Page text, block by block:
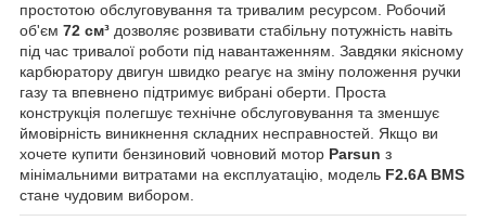
простотою обслуговування та тривалим ресурсом. Робочий
об'єм 72 см³ дозволяє розвивати стабільну потужність навіть
під час тривалої роботи під навантаженням. Завдяки якісному
карбюратору двигун швидко реагує на зміну положення ручки
газу та впевнено підтримує вибрані оберти. Проста
конструкція полегшує технічне обслуговування та зменшує
ймовірність виникнення складних несправностей. Якщо ви
хочете купити бензиновий човновий мотор Parsun з
мінімальними витратами на експлуатацію, модель F2.6A BMS
стане чудовим вибором.